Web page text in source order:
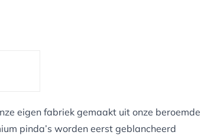
eigen fabriek gemaakt uit onze beroemde
pinda’s worden eerst geblancheerd